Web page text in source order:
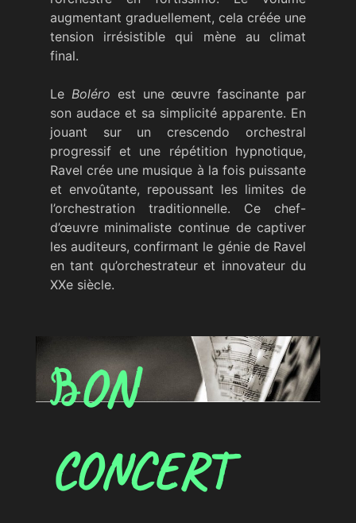
augmentant graduellement, cela créée une
tension irrésistible qui mène au climat
final.
Le Boléro est une œuvre fascinante par
son audace et sa simplicité apparente. En
jouant sur un crescendo orchestral
progressif et une répétition hypnotique,
Ravel crée une musique à la fois puissante
et envoûtante, repoussant les limites de
l’orchestration traditionnelle. Ce chef-
d’œuvre minimaliste continue de captiver
les auditeurs, confirmant le génie de Ravel
en tant qu’orchestrateur et innovateur du
XXe siècle.
BON
CONCERT